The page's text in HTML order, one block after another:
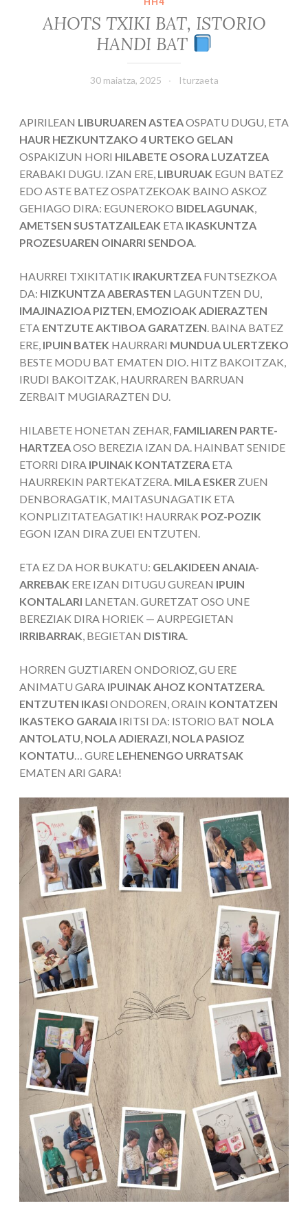
AHOTS TXIKI BAT, ISTORIO
HANDI BAT
30 maiatza, 2025 Iturzaeta
APIRILEAN LIBURUAREN ASTEAOSPATU DUGU, ETA
HAUR HEZKUNTZAKO 4 URTEKO GELAN
OSPAKIZUN HORI HILABETE OSORA LUZATZEA
ERABAKI DUGU. IZAN ERE, LIBURUAK EGUN BATEZ
EDO ASTE BATEZ OSPATZEKOAK BAINO ASKOZ
GEHIAGO DIRA: EGUNEROKO BIDELAGUNAK
AMETSEN SUSTATZAILEAK ETA IKASKUNTZA
PROZESUAREN OINARRI SENDOA
HAURREI TXIKITATIK IRAKURTZEA FUNTSEZKOA
DA: HIZKUNTZA ABERASTEN LAGUNTZEN DU,
IMAJINAZIOA PIZTEN EMOZIOAK ADIERAZTEN
ETA ENTZUTE AKTIBOA GARATZEN . BAINA BATEZ
ERE, IPUIN BATEK HAURRARI MUNDUA ULERTZEKO
BESTE MODU BAT EMATEN DIO. HITZ BAKOITZAK,
IRUDI BAKOITZAK, HAURRAREN BARRUAN
ZERBAIT MUGIARAZTEN DU.
HILABETE HONETAN ZEHAR, FAMILIAREN PARTE-
HARTZEAOSO BEREZIA IZAN DA. HAINBAT SENIDE
ETORRI DIRA IPUINAK KONTATZERA ETA
HAURREKIN PARTEKATZERA. MILA ESKER ZUEN
DENBORAGATIK, MAITASUNAGATIK ETA
KONPLIZITATEAGATIK! HAURRAK POZ-POZIK
EGON IZAN DIRA ZUEI ENTZUTEN.
ETA EZ DA HOR BUKATU: GELAKIDEEN ANAIA-
ARREBAK ERE IZAN DITUGU GUREAN IPUIN
KONTALARI LANETAN. GURETZAT OSO UNE
BEREZIAK DIRA HORIEK — AURPEGIETAN
IRRIBARRAK , BEGIETAN DISTIRA
HORREN GUZTIAREN ONDORIOZ, GU ERE
ANIMATU GARA IPUINAK AHOZ KONTATZERA
ENTZUTEN IKASI ONDOREN, ORAIN KONTATZEN
IKASTEKO GARAIA IRITSI DA: ISTORIO BAT NOLA
ANTOLATU NOLA ADIERAZI NOLA PASIOZ
KONTATU … GURE LEHENENGO URRATSAK
EMATEN ARI GARA!